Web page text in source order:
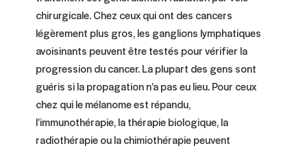
chirurgicale. Chez ceux qui ont des cancers
légèrement plus gros, les ganglions lymphatiques
avoisinants peuvent être testés pour vérifier la
progression du cancer. La plupart des gens sont
guéris si la propagation n’a pas eu lieu. Pour ceux
chez qui le mélanome est répandu,
l’immunothérapie, la thérapie biologique, la
radiothérapie ou la chimiothérapie peuvent